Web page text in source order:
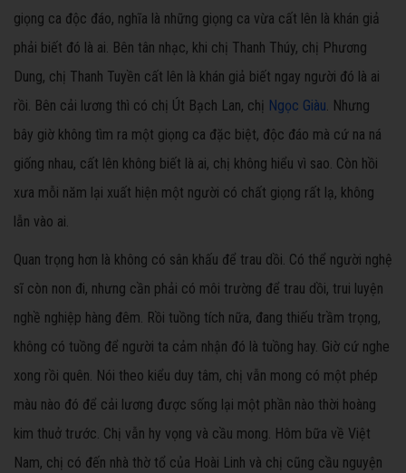
giọng ca độc đáo, nghĩa là những giọng ca vừa cất lên là khán giả
phải biết đó là ai. Bên tân nhạc, khi chị Thanh Thúy, chị Phương
Dung, chị Thanh Tuyền cất lên là khán giả biết ngay người đó là ai
rồi. Bên cải lương thì có chị Út Bạch Lan, chị Ngọc Giàu. Nhưng
bây giờ không tìm ra một giọng ca đặc biệt, độc đáo mà cứ na ná
giống nhau, cất lên không biết là ai, chị không hiểu vì sao. Còn hồi
xưa mỗi năm lại xuất hiện một người có chất giọng rất lạ, không
lẫn vào ai.
Quan trọng hơn là không có sân khấu để trau dồi. Có thể người nghệ
sĩ còn non đi, nhưng cần phải có môi trường để trau dồi, trui luyện
nghề nghiệp hàng đêm. Rồi tuồng tích nữa, đang thiếu trầm trọng,
không có tuồng để người ta cảm nhận đó là tuồng hay. Giờ cứ nghe
xong rồi quên. Nói theo kiểu duy tâm, chị vẫn mong có một phép
màu nào đó để cải lương được sống lại một phần nào thời hoàng
kim thuở trước. Chị vẫn hy vọng và cầu mong. Hôm bữa về Việt
Nam, chị có đến nhà thờ tổ của Hoài Linh và chị cũng cầu nguyện